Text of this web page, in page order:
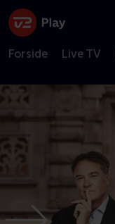
Forside Live TV